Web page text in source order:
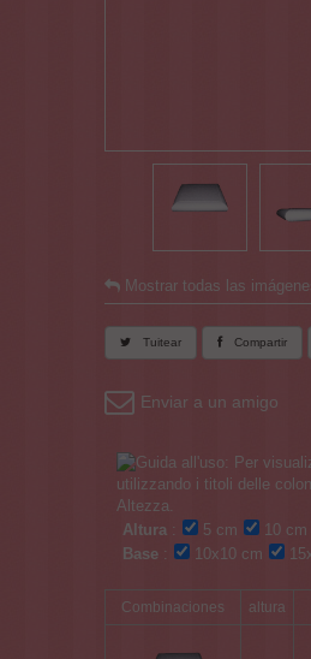
Mostrar todas las
Tuitear Compartir
Enviar a un amigo
Altura : 5 cm
10 cm
Base : 10x10 cm
Combinaciones altura